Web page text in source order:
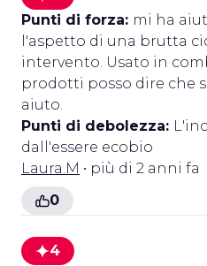
Punti di forza: mi ha
l'aspetto di una brutta
intervento. Usato in
prodotti posso dire che
aiuto.
Punti di debolezza:
dall'essere ecobio
Laura.M • più di 2 anni fa
0
4